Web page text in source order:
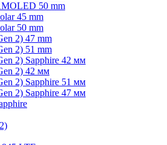
50 mm
45 mm
50 mm
2) 47 mm
2) 51 mm
2) Sapphire 42 мм
2) 42 мм
2) Sapphire 51 мм
2) Sapphire 47 мм